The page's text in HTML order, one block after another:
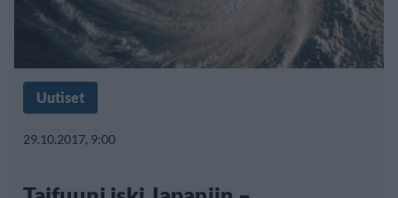
Uutiset
29.10.2017, 9:00